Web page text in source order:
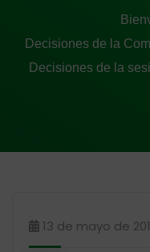
Decisiones de la
Decisiones de la
13 de mayo de